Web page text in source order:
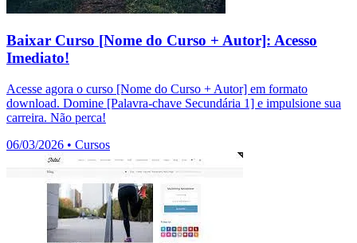
Baixar Curso [Nome do Curso + Autor]: Acesso
Imediato!
Acesse agora o curso [Nome do Curso + Autor] em formato
download. Domine [Palavra-chave Secundária 1] e impulsione sua
carreira. Não perca!
06/03/2026 • Cursos